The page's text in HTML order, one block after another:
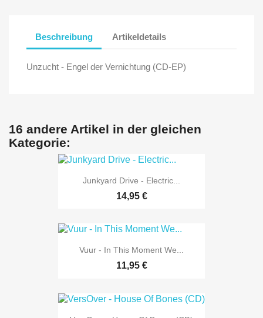
Beschreibung Artikeldetails
Unzucht - Engel der Vernichtung (CD-EP)
16 andere Artikel in der gleichen
Kategorie:
Junkyard Drive - Electric...
14,95 €
Vuur - In This Moment We...
11,95 €